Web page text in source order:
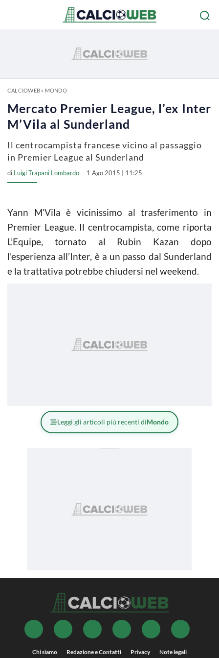
CALCIOWEB» MONDO
Mercato Premier League, l’ex Inter
M’Vila al Sunderland
Il centrocampista francese vicino al passaggio
in Premier League al Sunderland
di Luigi Trapani Lombardo 1 Ago 2015 | 11:25
Yann M’Vila è vicinissimo al trasferimento in
Premier League. Il centrocampista, come riporta
L’Equipe, tornato al Rubin Kazan dopo
l’esperienza all’Inter, è a un passo dal Sunderland
e la trattativa potrebbe chiudersi nel weekend.
Leggi gli articoli più recenti diMondo
Chi siamo Redazione e Contatti Privacy Note legali